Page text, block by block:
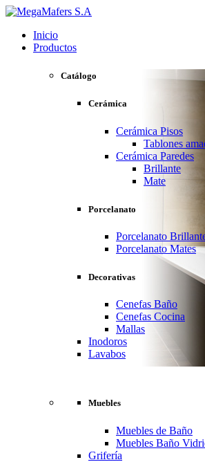
Inicio
Productos
Catálogo
Cerámica
Cerámica Pisos
Tablones
Cerámica Paredes
Brillante
Mate
Porcelanato
Porcelanato
Porcelanato Mates
Decorativas
Cenefas Baño
Cenefas Cocina
Mallas
Inodoros
Lavabos
Muebles
Muebles de Baño
Muebles Baño
Grifería